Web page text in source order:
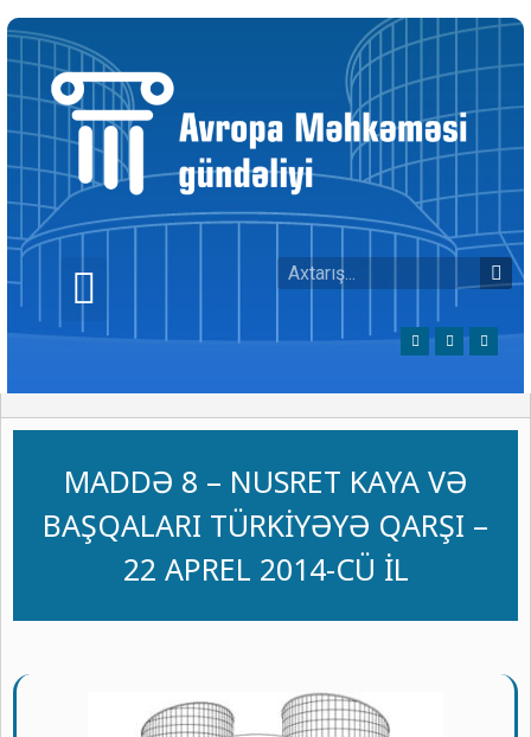
MADDƏ 8 – NUSRET KAYA VƏ
BAŞQALARI TÜRKİYƏYƏ QARŞI –
22 APREL 2014-CÜ İL